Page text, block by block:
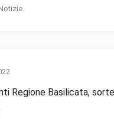
Regione Basilicata,